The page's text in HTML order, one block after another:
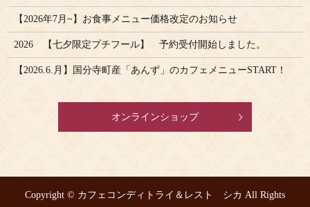
【2026年7月~】お食事メニュー価格改定のお知らせ
2026 【七夕限定プチフール】 予約受付開始しました。
【2026.6.月】国分寺町産「あんず」のカフェメニューSTART！
オンラインショップ
Copyright © カフェコンディトライ＆レスト シカ All Rights